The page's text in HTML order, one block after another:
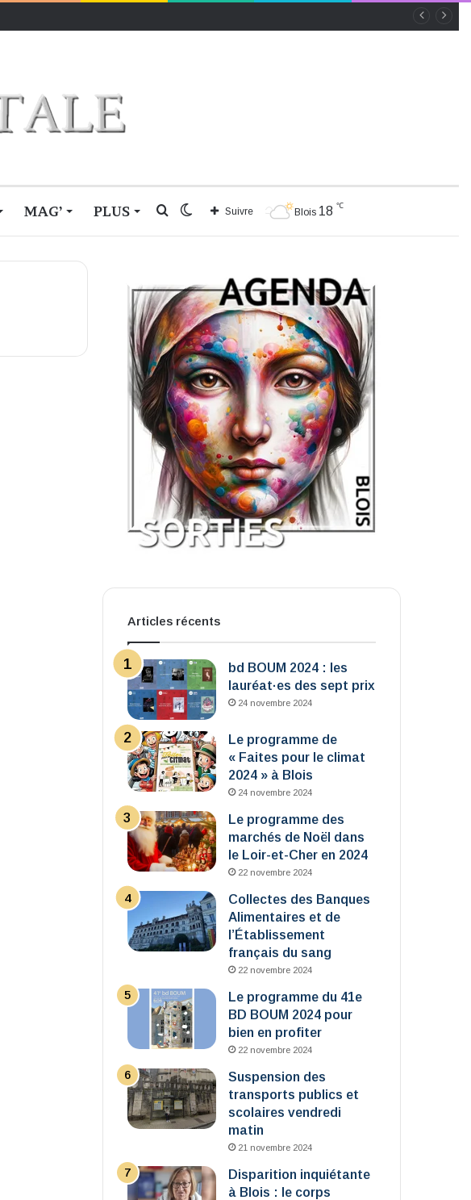
MAG’ PLUS Blois 18 ℃
Suivre
Switch
Rechercher
Articles récents
bd BOUM 2024 : les
lauréat·es des sept prix
24 novembre 2024
Le programme de
« Faites pour le climat
2024 » à Blois
24 novembre 2024
Le programme des
marchés de Noël dans
le Loir-et-Cher en 2024
22 novembre 2024
Collectes des Banques
Alimentaires et de
l’Établissement
français du sang
22 novembre 2024
Le programme du 41e
BD BOUM 2024 pour
bien en profiter
22 novembre 2024
Suspension des
transports publics et
scolaires vendredi
matin
21 novembre 2024
Disparition inquiétante
à Blois : le corps